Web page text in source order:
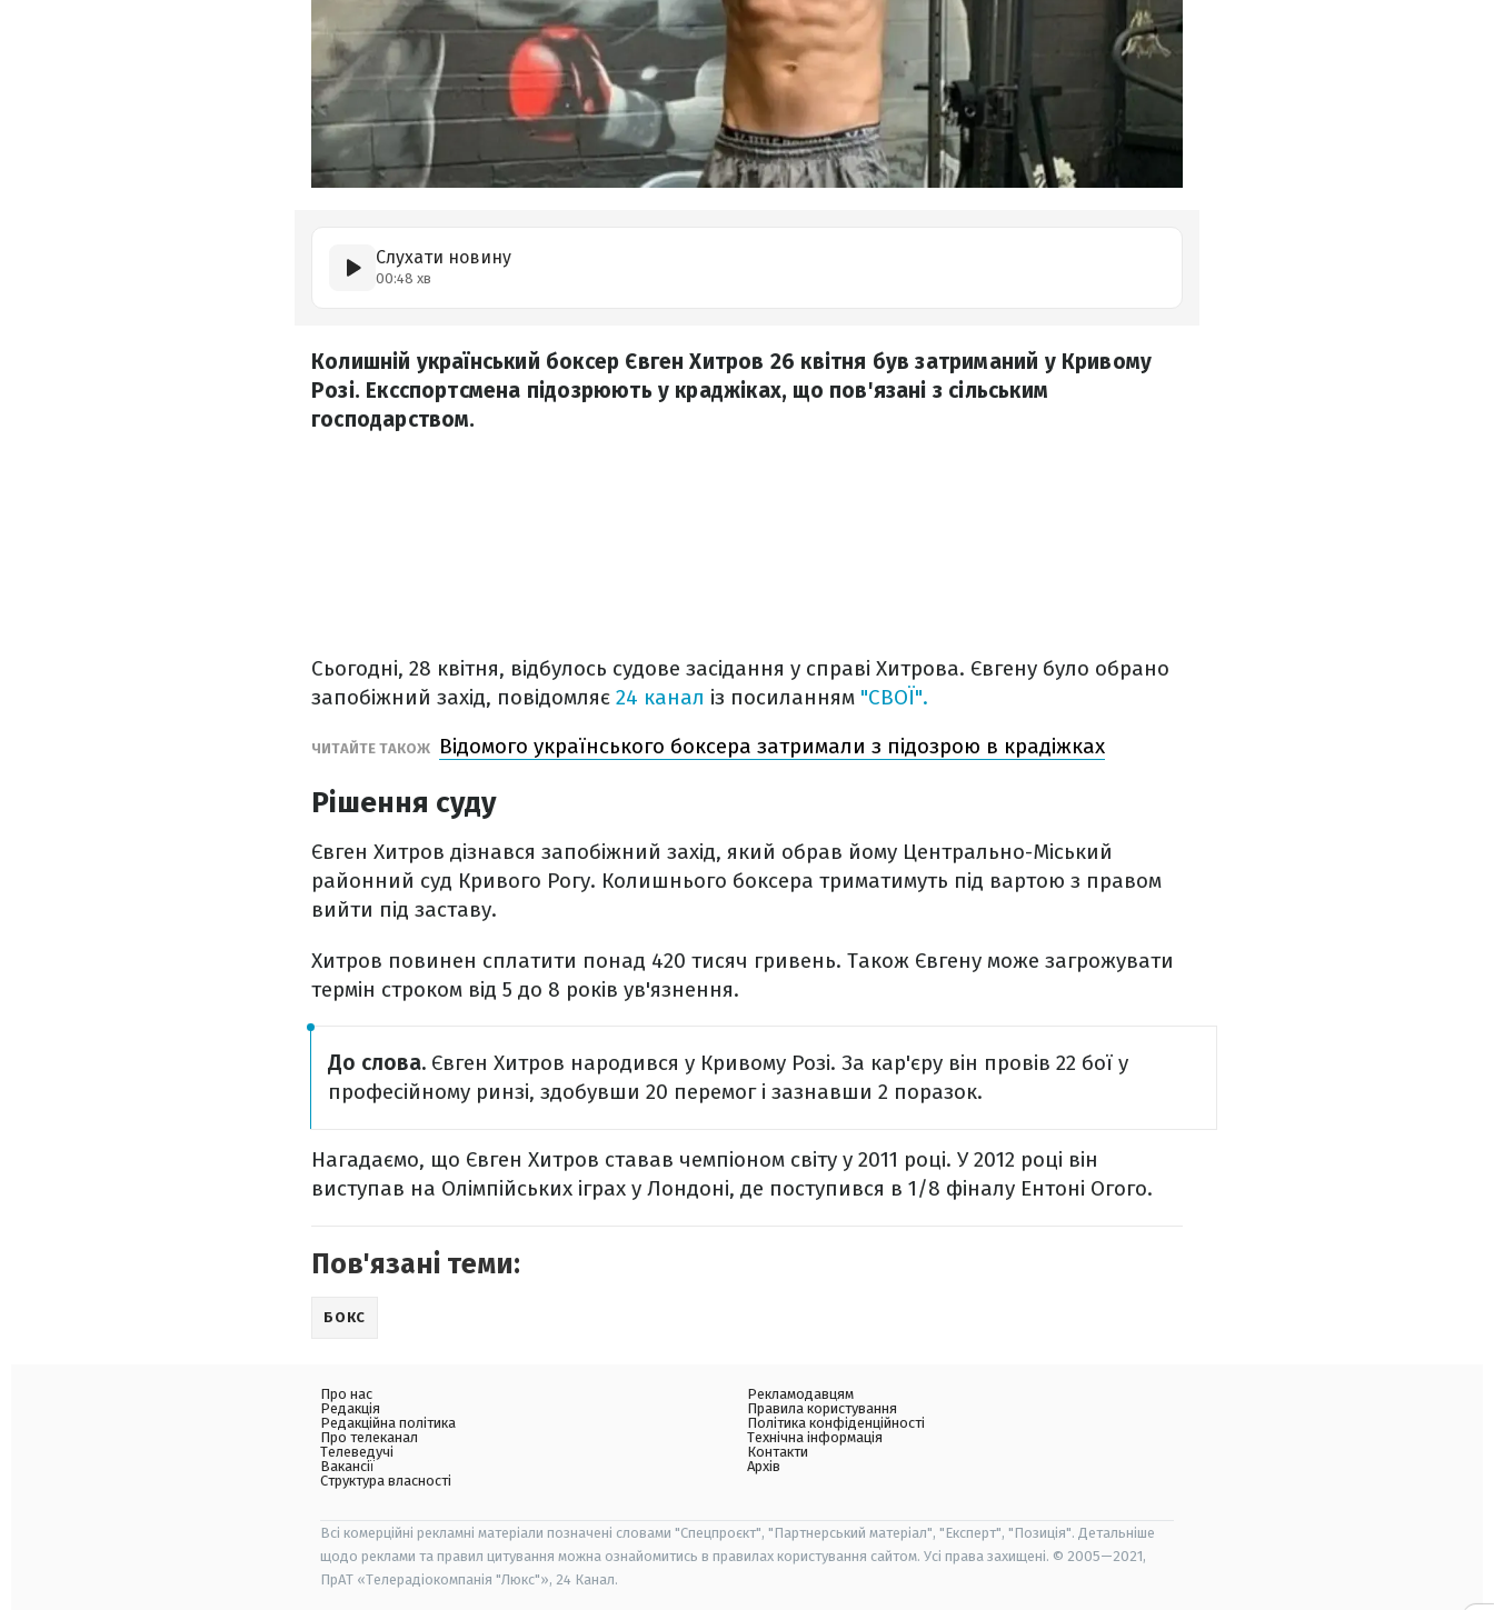
Слухати новину
00:48 хв
Колишній український боксер Євген Хитров 26 квітня був затриманий у Кривому
Розі. Ексспортсмена підозрюють у краджіках, що пов'язані з сільським
господарством.
Сьогодні, 28 квітня, відбулось судове засідання у справі Хитрова. Євгену було обрано
запобіжний захід, повідомляє 24 канал із посиланням "СВОЇ".
ЧИТАЙТЕ ТАКОЖ Відомого українського боксера затримали з підозрою в крадіжках
Рішення суду
Євген Хитров дізнався запобіжний захід, який обрав йому Центрально-Міський
районний суд Кривого Рогу. Колишнього боксера триматимуть під вартою з правом
вийти під заставу.
Хитров повинен сплатити понад 420 тисяч гривень. Також Євгену може загрожувати
термін строком від 5 до 8 років ув'язнення.
До слова. Євген Хитров народився у Кривому Розі. За кар'єру він провів 22 бої у
професійному ринзі, здобувши 20 перемог і зазнавши 2 поразок.
Нагадаємо, що Євген Хитров ставав чемпіоном світу у 2011 році. У 2012 році він
виступав на Олімпійських іграх у Лондоні, де поступився в 1/8 фіналу Ентоні Огого.
Пов'язані теми:
БОКС
Про нас
Редакція
Редакційна політика
Про телеканал
Телеведучі
Вакансії
Структура власності
Рекламодавцям
Правила користування
Політика конфіденційності
Технічна інформація
Контакти
Архів
Всі комерційні рекламні матеріали позначені словами "Спецпроєкт", "Партнерський матеріал", "Експерт", "Позиція". Детальніше
щодо реклами та правил цитування можна ознайомитись в правилах користування сайтом. Усі права захищені. © 2005—2021,
ПрАТ «Телерадіокомпанія "Люкс"», 24 Канал.